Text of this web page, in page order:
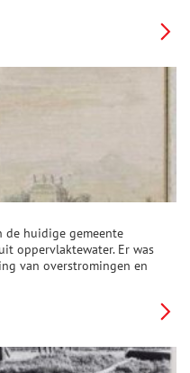
huidige gemeente
oppervlaktewater. Er was
van overstromingen en